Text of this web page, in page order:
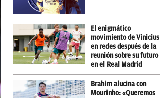
El enigmático
movimiento de Vinicius
en redes después de la
reunión sobre su futuro
en el Real Madrid
Brahim alucina con
Mourinho: «Queremos